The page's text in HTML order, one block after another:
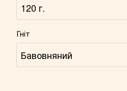
120 г.
Гніт
Бавовняний